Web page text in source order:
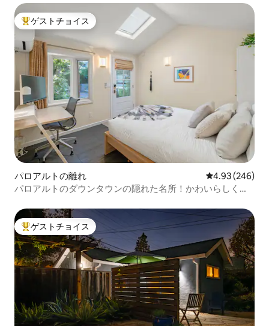
大好評のゲストチョイスです。
ゲストチョイス
パロアルトの離れ レビュー246
4.93 (246)
パロアルトのダウンタウンの隠れた名所！かわいらしく、
大好評のゲストチョイスです。
ゲストチョイス